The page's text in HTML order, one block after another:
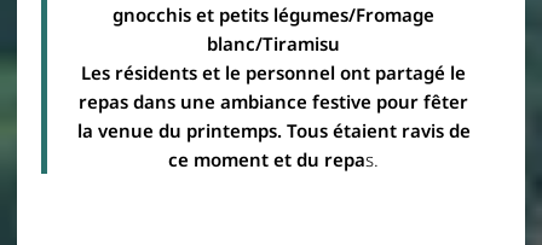
gnocchis et petits légumes/Fromage
blanc/Tiramisu
Les résidents et le personnel ont partagé le
repas dans une ambiance festive pour fêter
la venue du printemps. Tous étaient ravis de
ce moment et du repas.